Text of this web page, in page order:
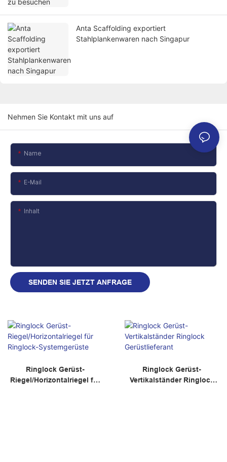
Anta Scaffolding exportiert
Stahlplankenwaren nach Singapur
Nehmen Sie Kontakt mit uns auf
Name
E-Mail
Inhalt
SENDEN SIE JETZT ANFRAGE
Ringlock Gerüst-
Riegel/Horizontalriegel für
Ringlock Gerüst-
Vertikalständer Ringlock